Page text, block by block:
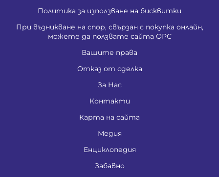
Политика за използване на бисквитки
При възникване на спор, свързан с покупка онлайн,
можете да ползвате сайта ОРС
Вашите права
Отказ от сделка
За Нас
Контакти
Карта на сайта
Медия
Енциклопедия
Забавно